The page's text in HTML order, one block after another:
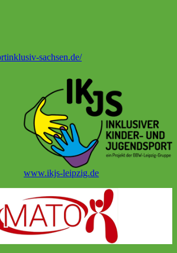
sachsen.de/
www.ikjs-leipzig.de